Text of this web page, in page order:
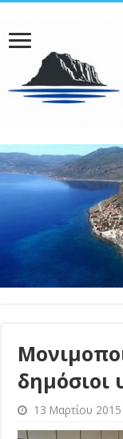
δημόσιοι
13 Μαρτίου 2015